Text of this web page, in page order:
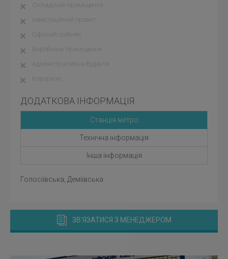
Складське приміщення
Інвестиційний проект
Офісний особняк
Виробниче приміщення
Адміністративна будівля
Коворкінг
ДОДАТКОВА ІНФОРМАЦІЯ
Станція метро
Технічна інформація
Інша інформація
Голосіївська, Деміївська
ЗВ'ЯЗАТИСЯ З МЕНЕДЖЕРОМ